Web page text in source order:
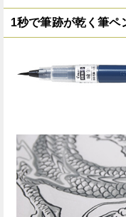
1秒で筆跡が乾く筆ペ